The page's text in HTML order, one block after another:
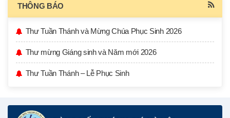
THÔNG BÁO
Thư Tuần Thánh và Mừng Chúa Phục Sinh 2026
Thư mừng Giáng sinh và Năm mới 2026
Thư Tuần Thánh – Lễ Phục Sinh